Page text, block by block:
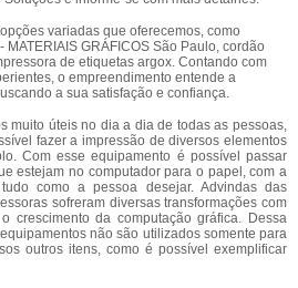
variadas que oferecemos, como
GRÁFICOS São Paulo, cordão
de etiquetas argox. Contando com
o empreendimento entende a
a sua satisfação e confiança.
muito úteis no dia a dia de todas as pessoas,
fazer a impressão de diversos elementos
Com esse equipamento é possível passar
estejam no computador para o papel, com a
como a pessoa desejar. Advindas das
sofreram diversas transformações com
crescimento da computação gráfica. Dessa
não são utilizados somente para
outros itens, como é possível exemplificar